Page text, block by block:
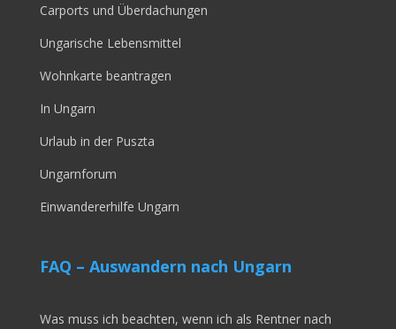
Carports und Überdachungen
Ungarische Lebensmittel
Wohnkarte beantragen
In Ungarn
Urlaub in der Puszta
Ungarnforum
Einwandererhilfe Ungarn
FAQ – Auswandern nach Ungarn
Was muss ich beachten, wenn ich als Rentner nach